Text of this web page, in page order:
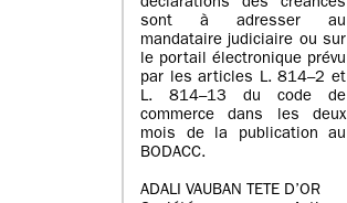
déclarations des créances
sont à adresser au
mandataire judiciaire ou sur
le portail électronique prévu
par les articles L. 814–2 et
L. 814–13 du code de
commerce dans les deux
mois de la publication au
BODACC.
ADALI VAUBAN TETE D’OR